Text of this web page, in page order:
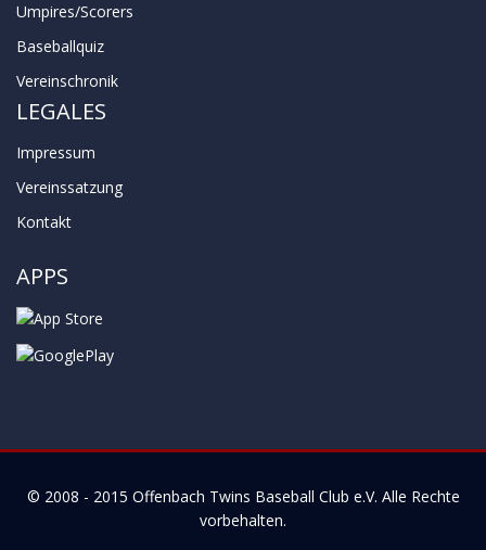
Umpires/Scorers
Baseballquiz
Vereinschronik
LEGALES
Impressum
Vereinssatzung
Kontakt
APPS
© 2008 - 2015 Offenbach Twins Baseball Club e.V. Alle Rechte
vorbehalten.